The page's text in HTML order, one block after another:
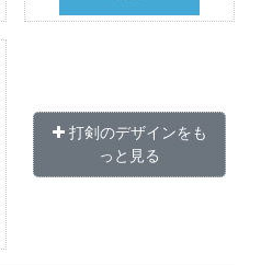
打剣のデザインをも
っと見る